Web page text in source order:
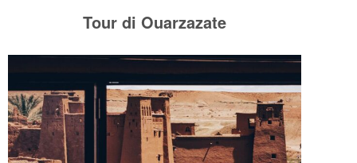
Tour di Ouarzazate